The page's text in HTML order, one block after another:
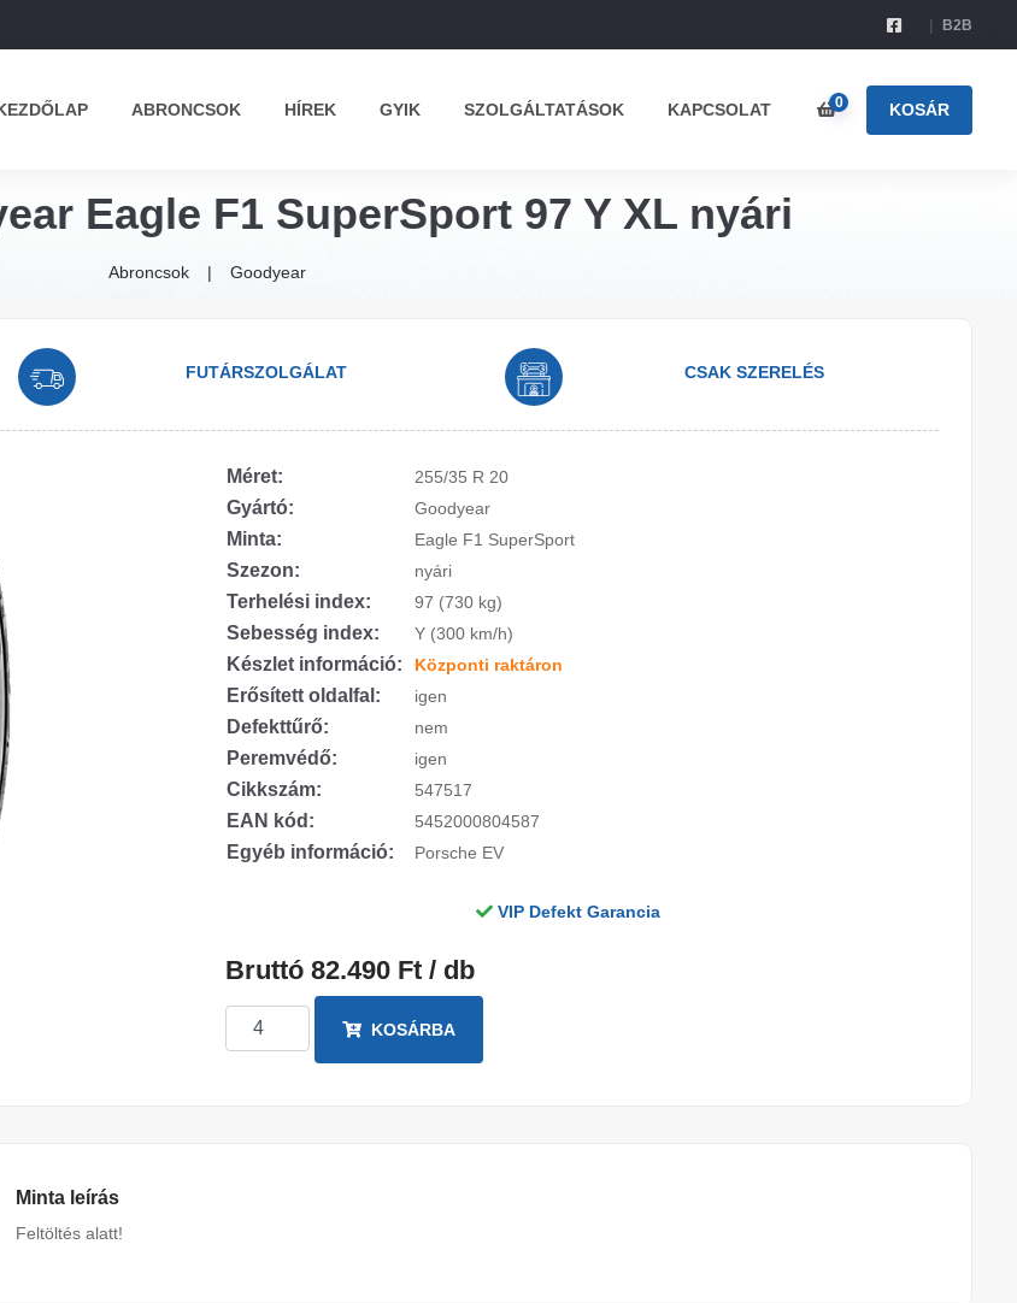
B2B
ABRONCSOK HÍREK GYIK SZOLGÁLTATÁSOK KAPCSOLAT 0 KOSÁR
Eagle F1 SuperSport 97 Y XL nyári
Abroncsok Goodyear
FUTÁRSZOLGÁLAT CSAK SZERELÉS
Méret: 255/35 R 20
Gyártó: Goodyear
Minta: Eagle F1 SuperSport
Szezon: nyári
Terhelési index: 97 (730 kg)
Sebesség index: Y (300 km/h)
Készlet információ: Központi raktáron
Erősített oldalfal: igen
Defekttűrő: nem
Peremvédő: igen
Cikkszám: 547517
EAN kód: 5452000804587
Egyéb információ: Porsche EV
VIP Defekt Garancia
Bruttó 82.490 Ft / db
KOSÁRBA
Minta leírás
Feltöltés alatt!